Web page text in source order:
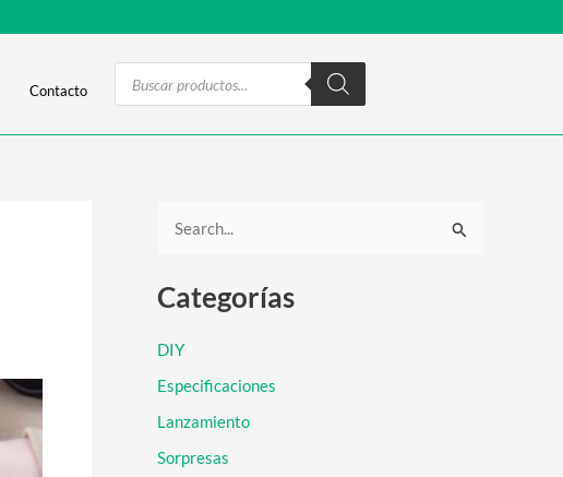
Contacto
Products
search
s
r
p
o
Categorías
DIY
Especificaciones
Lanzamiento
Sorpresas